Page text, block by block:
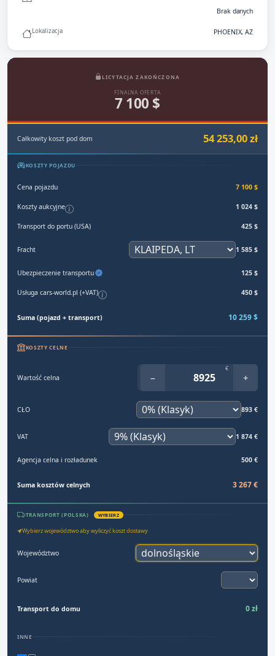
Brak danych
Lokalizacja PHOENIX, AZ
LICYTACJA ZAKOŃCZONA
FINALNA OFERTA
7 100 $
Całkowity koszt pod dom 54 253,00 zł
KOSZTY POJAZDU
Cena pojazdu 7 100 $
Koszty aukcyjne 1 024 $
Transport do portu (USA) 425 $
Fracht 1 585 $
Ubezpieczenie transportu 125 $
Usługa cars-world.pl (+VAT) 450 $
Suma (pojazd + transport) 10 259 $
KOSZTY CELNE
Wartość celna −
€
+
CŁO 893 €
VAT 1 874 €
Agencja celna i rozładunek 500 €
Suma kosztów celnych 3 267 €
TRANSPORT (POLSKA) WYBIERZ
Wybierz województwo aby wyliczyć koszt dostawy
Województwo
Powiat
Transport do domu 0 zł
INNE